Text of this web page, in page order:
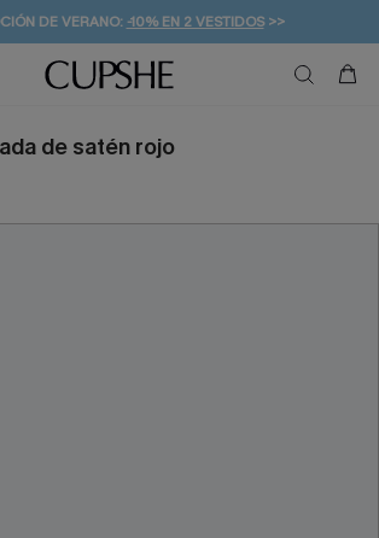
DE VERANO:-10% EN 2 VESTIDOS>>
& GANAR -10% EXTRA!
GRATUITO A PARTIR DE 49 € >>
de satén rojo